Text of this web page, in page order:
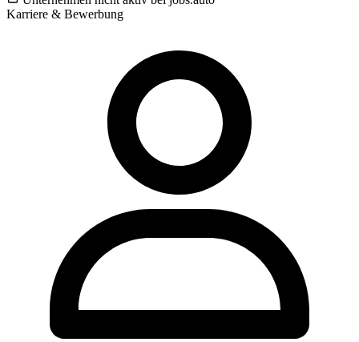
Karriere & Bewerbung